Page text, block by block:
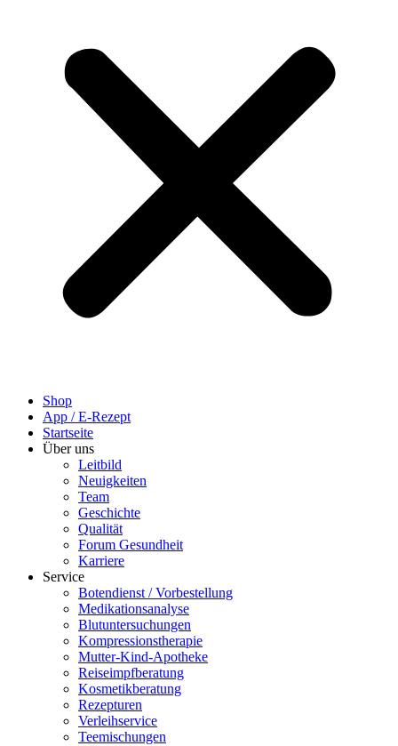
Shop
App / E-Rezept
Startseite
Über uns
Leitbild
Neuigkeiten
Team
Geschichte
Qualität
Forum Gesundheit
Karriere
Service
Botendienst / Vorbestellung
Medikationsanalyse
Blutuntersuchungen
Kompressionstherapie
Mutter-Kind-Apotheke
Reiseimpfberatung
Kosmetikberatung
Rezepturen
Verleihservice
Teemischungen